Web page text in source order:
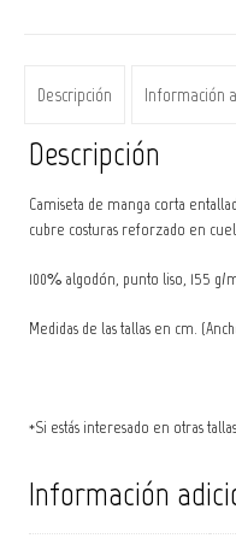
Descripción Información
Descripción
Camiseta de manga corta
cubre costuras reforzado en
100% algodón, punto liso, 155 g/
Medidas de las tallas en cm.
*Si estás interesado en otras
Información